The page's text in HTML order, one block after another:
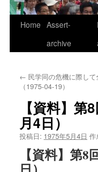
Home Assert-
archive
← 民学同の危機に際し
（1975-04-19）
【資料】
月4日）
投稿日: 1975年5月4日 作
【資料】第